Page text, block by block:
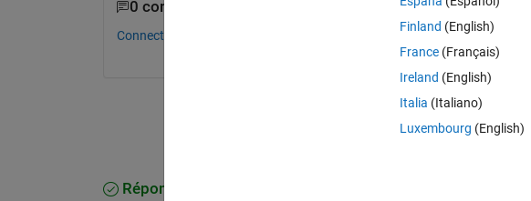
0 commentaires
Connectez-vous pour commenter.
Réponse acceptée
Finland (English)
France (Français)
Ireland (English)
Italia (Italiano)
Luxembourg (English)